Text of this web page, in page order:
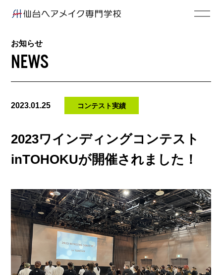
お知らせ
NEWS
2023.01.25 コンテスト実績
2023ワインディングコンテスト
inTOHOKUが開催されました！